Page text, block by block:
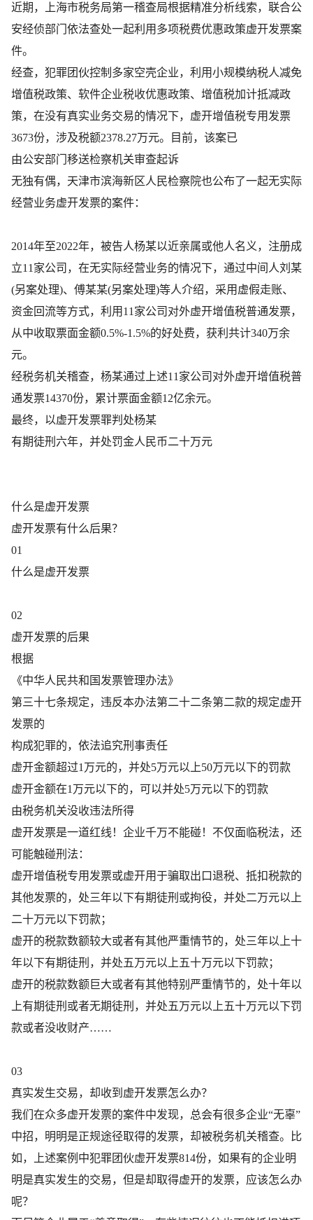
近期，上海市税务局第一稽查局根据精准分析线索，联合公
安经侦部门依法查处一起利用多项税费优惠政策虚开发票案
件。
经查，犯罪团伙控制多家空壳企业，利用小规模纳税人减免
增值税政策、软件企业税收优惠政策、增值税加计抵减政
策，在没有真实业务交易的情况下，虚开增值税专用发票
3673份，涉及税额2378.27万元。目前，该案已
由公安部门移送检察机关审查起诉
无独有偶，天津市滨海新区人民检察院也公布了一起无实际
经营业务虚开发票的案件：
2014年至2022年，被告人杨某以近亲属或他人名义，注册成
立11家公司，在无实际经营业务的情况下，通过中间人刘某
(另案处理)、傅某某(另案处理)等人介绍，采用虚假走账、
资金回流等方式，利用11家公司对外虚开增值税普通发票，
从中收取票面金额0.5%-1.5%的好处费，获利共计340万余
元。
经税务机关稽查，杨某通过上述11家公司对外虚开增值税普
通发票14370份，累计票面金额12亿余元。
最终，以虚开发票罪判处杨某
有期徒刑六年，并处罚金人民币二十万元
什么是虚开发票
虚开发票有什么后果？
01
什么是虚开发票
02
虚开发票的后果
根据
《中华人民共和国发票管理办法》
第三十七条规定，违反本办法第二十二条第二款的规定虚开
发票的
构成犯罪的，依法追究刑事责任
虚开金额超过1万元的，并处5万元以上50万元以下的罚款
虚开金额在1万元以下的，可以并处5万元以下的罚款
由税务机关没收违法所得
虚开发票是一道红线！企业千万不能碰！不仅面临税法，还
可能触碰刑法：
虚开增值税专用发票或虚开用于骗取出口退税、抵扣税款的
其他发票的，处三年以下有期徒刑或拘役，并处二万元以上
二十万元以下罚款；
虚开的税款数额较大或者有其他严重情节的，处三年以上十
年以下有期徒刑，并处五万元以上五十万元以下罚款；
虚开的税款数额巨大或者有其他特别严重情节的，处十年以
上有期徒刑或者无期徒刑，并处五万元以上五十万元以下罚
款或者没收财产……
03
真实发生交易，却收到虚开发票怎么办？
我们在众多虚开发票的案件中发现，总会有很多企业“无辜”
中招，明明是正规途径取得的发票，却被税务机关稽查。比
如，上述案例中犯罪团伙虚开发票814份，如果有的企业明
明是真实发生的交易，但是却取得虚开的发票，应该怎么办
呢？